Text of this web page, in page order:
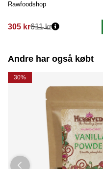
Rawfoodshop
305 kr
Normalpris:
611 kr
Andre har også købt
30%